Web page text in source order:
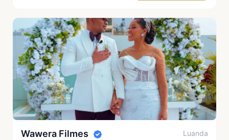
★ Destaque
Wawera Filmes
Luanda